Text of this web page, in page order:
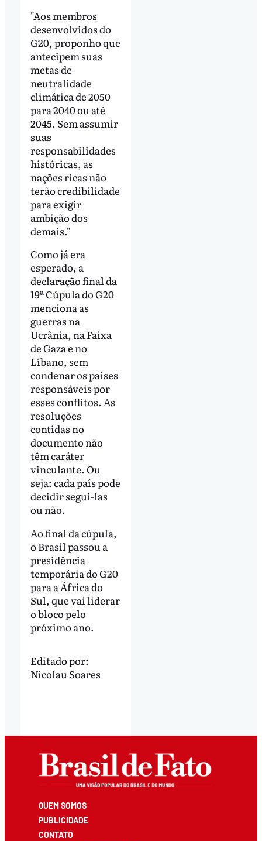
"Aos membros
desenvolvidos do
G20, proponho que
antecipem suas
metas de
neutralidade
climática de 2050
para 2040 ou até
2045. Sem assumir
suas
responsabilidades
históricas, as
nações ricas não
terão credibilidade
para exigir
ambição dos
demais."
Como já era
esperado, a
declaração final da
19ª Cúpula do G20
menciona as
guerras na
Ucrânia, na Faixa
de Gaza e no
Líbano, sem
condenar os países
responsáveis por
esses conflitos. As
resoluções
contidas no
documento não
têm caráter
vinculante. Ou
seja: cada país pode
decidir segui-las
ou não.
Ao final da cúpula,
o Brasil passou a
presidência
temporária do G20
para a África do
Sul, que vai liderar
o bloco pelo
próximo ano.
Editado por:
Nicolau Soares
QUEM SOMOS
PUBLICIDADE
CONTATO